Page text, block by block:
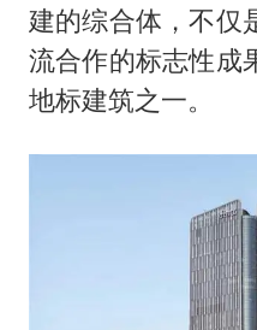
建的综合体，不仅
流合作的标志性成
地标建筑之一。